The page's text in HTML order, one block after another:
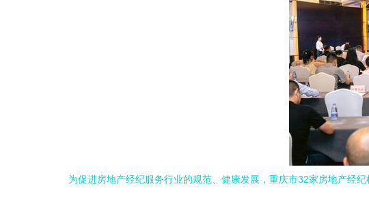
为促进房地产经纪服务行业的规范、健康发展，重庆市32家房地产经